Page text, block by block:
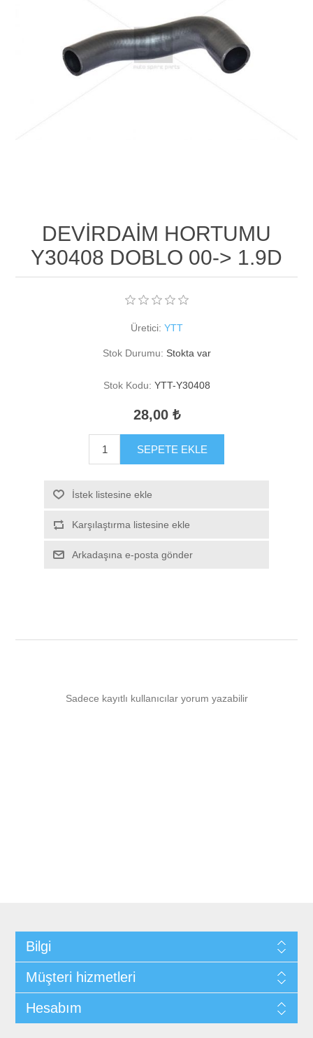
DEVİRDAİM HORTUMU
Y30408 DOBLO 00-> 1.9D
Üretici: YTT
Stok Durumu: Stokta var
Stok Kodu: YTT-Y30408
28,00 ₺
SEPETE EKLE
İstek listesine ekle
Karşılaştırma listesine ekle
Arkadaşına e-posta gönder
Sadece kayıtlı kullanıcılar yorum yazabilir
Bilgi
Müşteri hizmetleri
Hesabım